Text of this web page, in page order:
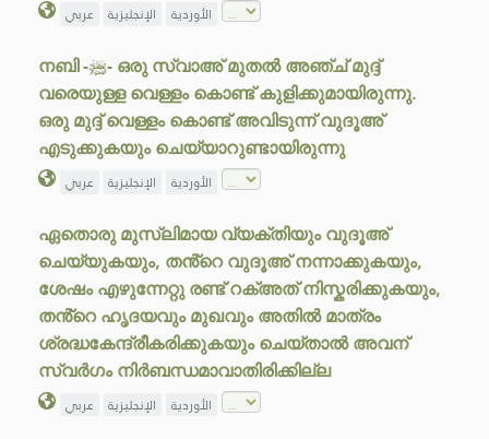
عربي الإنجليزية الأوردية
നബി -ﷺ- ഒരു സ്വാഅ് മുതൽ അഞ്ച് മുദ്ദ്
വരെയുള്ള വെള്ളം കൊണ്ട് കുളിക്കുമായിരുന്നു.
ഒരു മുദ്ദ് വെള്ളം കൊണ്ട് അവിടുന്ന് വുദൂഅ്
എടുക്കുകയും ചെയ്യാറുണ്ടായിരുന്നു
عربي الإنجليزية الأوردية
ഏതൊരു മുസ്ലിമായ വ്യക്തിയും വുദൂഅ്
ചെയ്യുകയും, തൻ്റെ വുദൂഅ് നന്നാക്കുകയും,
ശേഷം എഴുന്നേറ്റു രണ്ട് റക്അത് നിസ്കരിക്കുകയും,
തൻ്റെ ഹൃദയവും മുഖവും അതിൽ മാത്രം
ശ്രദ്ധകേന്ദ്രീകരിക്കുകയും ചെയ്താൽ അവന്
സ്വർഗം നിർബന്ധമാവാതിരിക്കില്ല
عربي الإنجليزية الأوردية